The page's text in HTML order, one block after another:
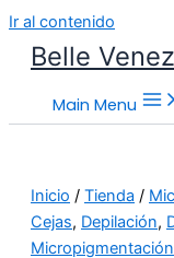
Ir al contenido
Belle
Main Menu
Inicio / Tienda /
Cejas, Depilación,
Micropigmentación